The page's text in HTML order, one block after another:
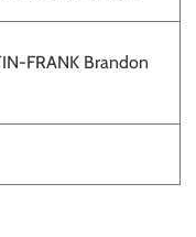
FRANK Brandon